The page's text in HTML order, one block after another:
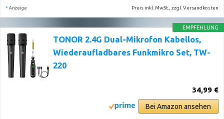
* Anzeige Preis inkl. MwSt., zzgl. Versandkosten
EMPFEHLUNG
TONOR 2.4G Dual-Mikrofon Kabellos,
Wiederaufladbares Funkmikro Set, TW-
220
34,99 €
Bei Amazon ansehen